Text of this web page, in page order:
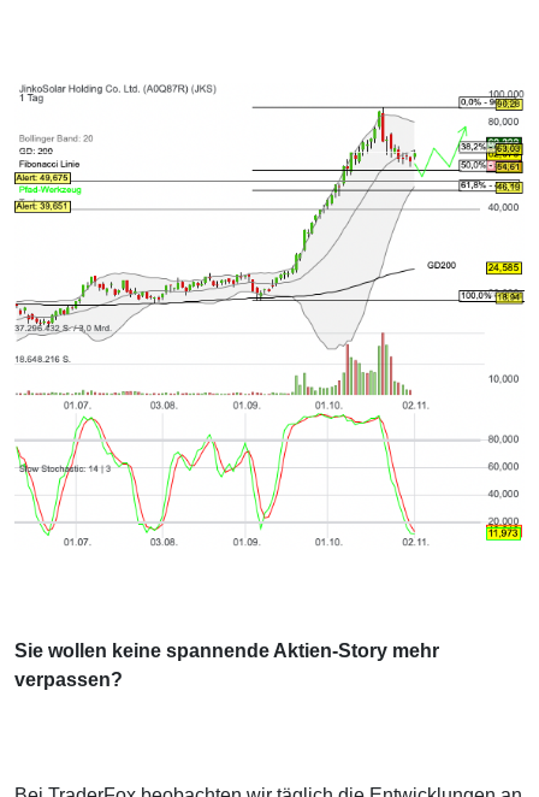
Sie wollen keine spannende Aktien-Story mehr
verpassen?